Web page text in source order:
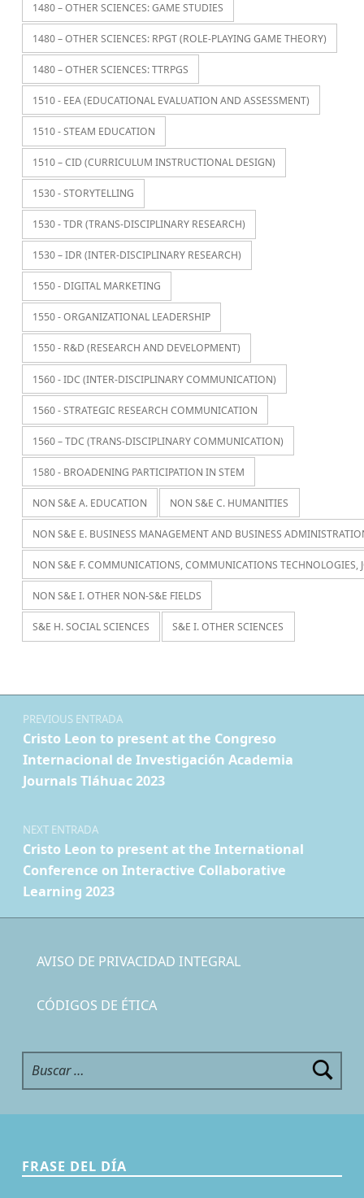
1480 – OTHER SCIENCES: GAME STUDIES
1480 – OTHER SCIENCES: RPGT (ROLE-PLAYING GAME THEORY)
1480 – OTHER SCIENCES: TTRPGS
1510 - EEA (EDUCATIONAL EVALUATION AND ASSESSMENT)
1510 - STEAM EDUCATION
1510 – CID (CURRICULUM INSTRUCTIONAL DESIGN)
1530 - STORYTELLING
1530 - TDR (TRANS-DISCIPLINARY RESEARCH)
1530 – IDR (INTER-DISCIPLINARY RESEARCH)
1550 - DIGITAL MARKETING
1550 - ORGANIZATIONAL LEADERSHIP
1550 - R&D (RESEARCH AND DEVELOPMENT)
1560 - IDC (INTER-DISCIPLINARY COMMUNICATION)
1560 - STRATEGIC RESEARCH COMMUNICATION
1560 – TDC (TRANS-DISCIPLINARY COMMUNICATION)
1580 - BROADENING PARTICIPATION IN STEM
NON S&E A. EDUCATION NON S&E C. HUMANITIES
NON S&E E. BUSINESS MANAGEMENT AND BUSINESS
NON S&E F. COMMUNICATIONS, COMMUNICATIONS TECHNOLOGIES,
NON S&E I. OTHER NON-S&E FIELDS
S&E H. SOCIAL SCIENCES S&E I. OTHER SCIENCES
Navegación de entradas
PREVIOUS ENTRADA
Cristo Leon to present at the Congreso
Internacional de Investigación Academia
Journals Tláhuac 2023
NEXT ENTRADA
Cristo Leon to present at the International
Conference on Interactive Collaborative
Learning 2023
AVISO DE PRIVACIDAD INTEGRAL
CÓDIGOS DE ÉTICA
Buscar:
FRASE DEL DÍA